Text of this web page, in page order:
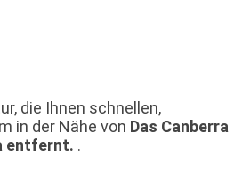
die Ihnen schnellen,
in der Nähe von Das Canberra
entfernt. .